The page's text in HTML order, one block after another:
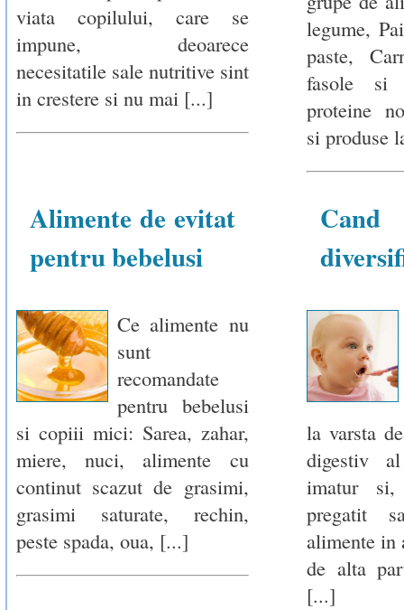
viata copilului, care se
impune, deoarece
necesitatile sale nutritive sint
in crestere si nu mai [...]
legume,
paste,
fasole si
proteine
si produse
Alimente de evitat
pentru bebelusi
Ce alimente nu
sunt
recomandate
pentru bebelusi
si copiii mici: Sarea, zahar,
miere, nuci, alimente cu
continut scazut de grasimi,
grasimi saturate, rechin,
peste spada, oua, [...]
la varsta
digestiv
imatur
pregatit
alimente in
de alta
[...]